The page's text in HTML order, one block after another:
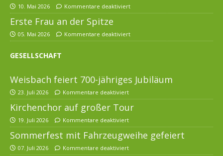
10. Mai 2026 Kommentare deaktiviert
Erste Frau an der Spitze
05. Mai 2026 Kommentare deaktiviert
GESELLSCHAFT
Weisbach feiert 700-jähriges Jubiläum
23. Juli 2026 Kommentare deaktiviert
Kirchenchor auf großer Tour
19. Juli 2026 Kommentare deaktiviert
Sommerfest mit Fahrzeugweihe gefeiert
07. Juli 2026 Kommentare deaktiviert